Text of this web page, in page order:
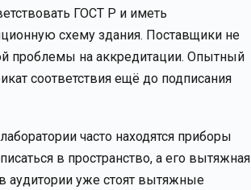
ГОСТ Р и иметь
схему здания. Поставщики не
проблемы на аккредитации. Опытный
соответствия ещё до подписания
часто находятся приборы
в пространство, а его вытяжная
аудитории уже стоят вытяжные